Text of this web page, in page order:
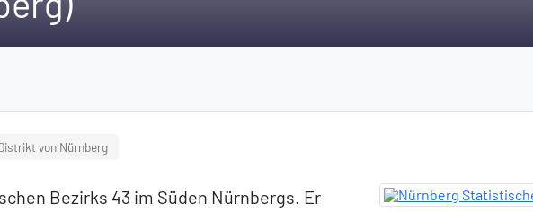
von Nürnberg
Bezirks 43 im Süden Nürnbergs. Er